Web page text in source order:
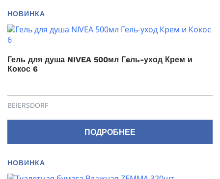
НОВИНКА
Гель для душа NIVEA 500мл Гeль-уход Крем и
Кокос 6
BEIERSDORF
ПОДРОБНЕЕ
НОВИНКА